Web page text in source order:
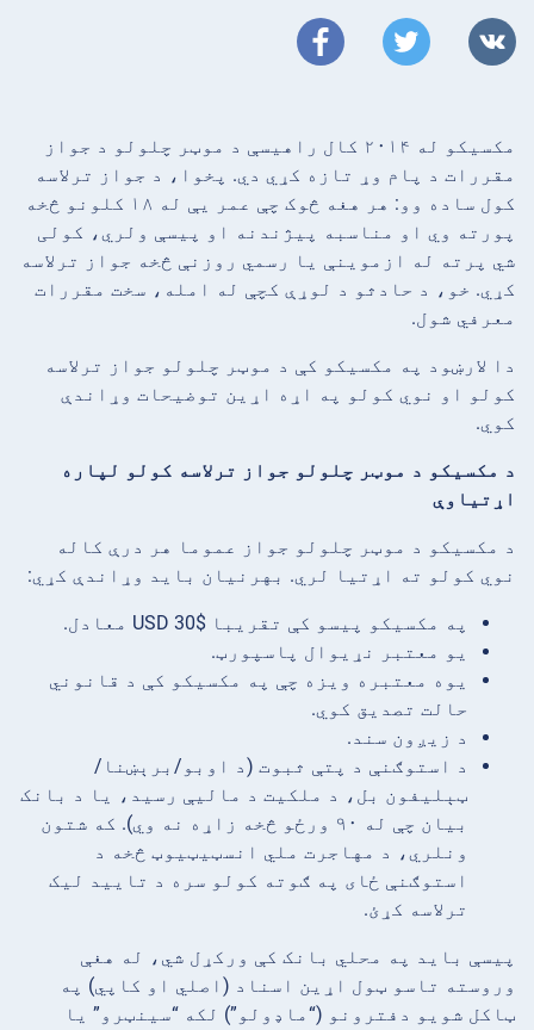
مکسیکو له ۲۰۱۴ کال راهیسې د موټر چلولو د جواز
مقررات د پام وړ تازه کړي دي. پخوا، د جواز ترلاسه
کول ساده وو: هر هغه څوک چې عمر یې له ۱۸ کلونو څخه
پورته وي او مناسبه پیژندنه او پیسې ولري، کولی
شي پرته له ازموینې یا رسمي روزنې څخه جواز ترلاسه
کړي. خو، د حادثو د لوړې کچې له امله، سخت مقررات
معرفي شول.
دا لارښود په مکسیکو کې د موټر چلولو جواز ترلاسه
کولو او نوي کولو په اړه اړین توضیحات وړاندې
کوي.
د مکسیکو د موټر چلولو جواز ترلاسه کولو لپاره
اړتیاوې
د مکسیکو د موټر چلولو جواز عموما هر درې کاله
نوي کولو ته اړتیا لري. بهرنيان باید وړاندې کړي:
په مکسیکو پیسو کې تقریبا $30 USD معادل.
یو معتبر نړیوال پاسپورټ.
یوه معتبره ویزه چې په مکسیکو کې د قانوني
حالت تصدیق کوي.
د زیږون سند.
د استوګنې د پتې ثبوت (د اوبو/برېښنا/
ټېلیفون بل، د ملکیت د مالیې رسید، یا د بانک
بیان چې له ۹۰ ورځو څخه زاړه نه وي). که شتون
ونلري، د مهاجرت ملي انسټیټیوټ څخه د
استوګنې ځای په ګوته کولو سره د تایید لیک
ترلاسه کړئ.
پیسې باید په محلي بانک کې ورکړل شي، له هغې
وروسته تاسو ټول اړین اسناد (اصلي او کاپي) په
ټاکل شویو دفترونو (“ماډولو”) لکه “سینټرو” یا